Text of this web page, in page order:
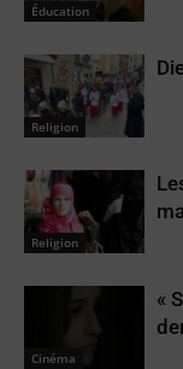
Éducation
Religion
Religion
Cinéma
«